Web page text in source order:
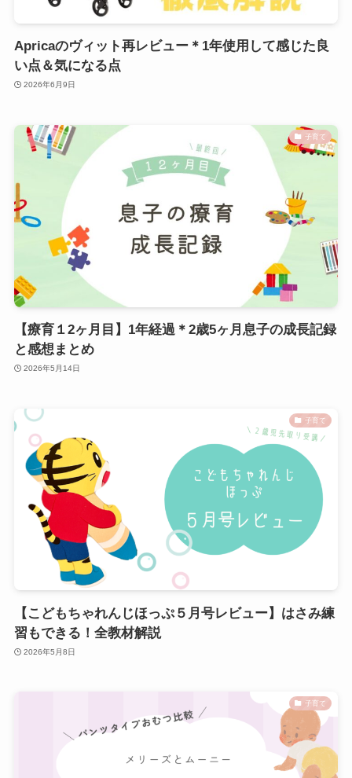
Apricaのヴィット再レビュー＊1年使用して感じた良
い点＆気になる点
2026年6月9日
子育て
【療育１2ヶ月目】1年経過＊2歳5ヶ月息子の成長記録
と感想まとめ
2026年5月14日
子育て
【こどもちゃれんじほっぷ５月号レビュー】はさみ練
習もできる！全教材解説
2026年5月8日
子育て